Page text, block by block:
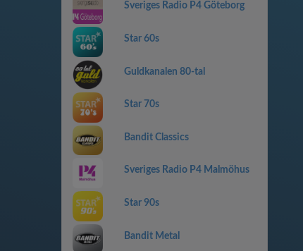
Sveriges Radio P4 Göteborg
Star 60s
Guldkanalen 80-tal
Star 70s
Bandit Classics
Sveriges Radio P4 Malmöhus
Star 90s
Bandit Metal